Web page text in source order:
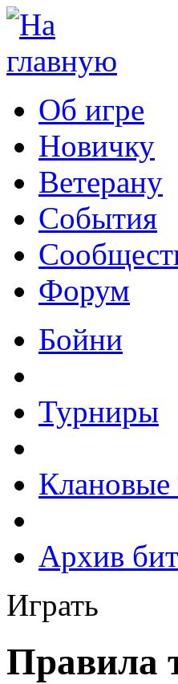
Об игре
Новичку
Ветерану
События
Форум
Бойни
Турниры
Архив
Играть
Правила